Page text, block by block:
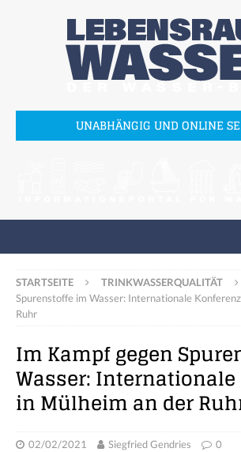
UNABHÄNGIG UND ONLINE
STARTSEITE TRINKWASSERQUALITÄT
Spurenstoffe im Wasser: Internationale
Ruhr
Im Kampf gegen
Wasser:
in Mülheim an der
02/02/2021 Siegfried Gendries 0